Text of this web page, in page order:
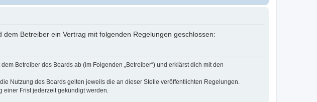
Betreiber ein Vertrag mit folgenden Regelungen geschlossen:
Betreiber des Boards ab (im Folgenden „Betreiber“) und erklärst dich mit den
Nutzung des Boards gelten jeweils die an dieser Stelle veröffentlichten Regelungen.
einer Frist jederzeit gekündigt werden.